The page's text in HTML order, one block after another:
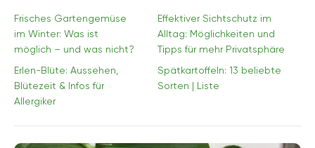
Frisches Gartengemüse
im Winter: Was ist
möglich – und was nicht?
Effektiver Sichtschutz im
Alltag: Möglichkeiten und
Tipps für mehr Privatsphäre
Erlen-Blüte: Aussehen,
Blütezeit & Infos für
Allergiker
Spätkartoffeln: 13 beliebte
Sorten | Liste